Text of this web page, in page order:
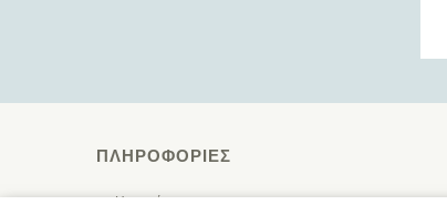
ΠΛΗΡΟΦΟΡΊΕΣ
Η εταιρία μας